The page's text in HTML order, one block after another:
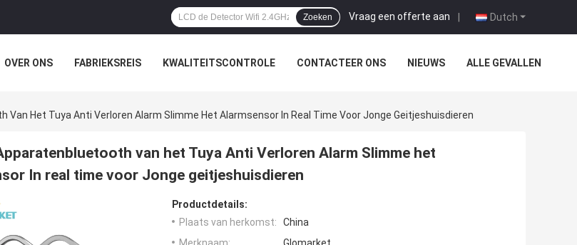
Dutch
Vraag een offerte aan |
Zoeken
OVER ONS FABRIEKSREIS KWALITEITSCONTROLE CONTACTEER ONS NIEUWS ALLE GEVALLEN
Van Het Tuya Anti Verloren Alarm Slimme Het Alarmsensor In Real Time Voor Jonge Geitjeshuisdieren
van het Tuya Anti Verloren Alarm Slimme het
In real time voor Jonge geitjeshuisdieren
Productdetails:
Plaats van herkomst:
China